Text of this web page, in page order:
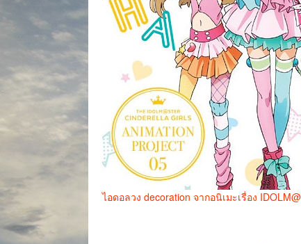
ไอดอลวง decoration จากอนิเมะเรื่อง